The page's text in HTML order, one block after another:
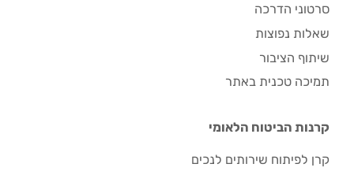
סרטוני הדרכה
שאלות נפוצות
שיתוף הציבור
תמיכה טכנית באתר
קרנות הביטוח הלאומי
קרן לפיתוח שירותים לנכים